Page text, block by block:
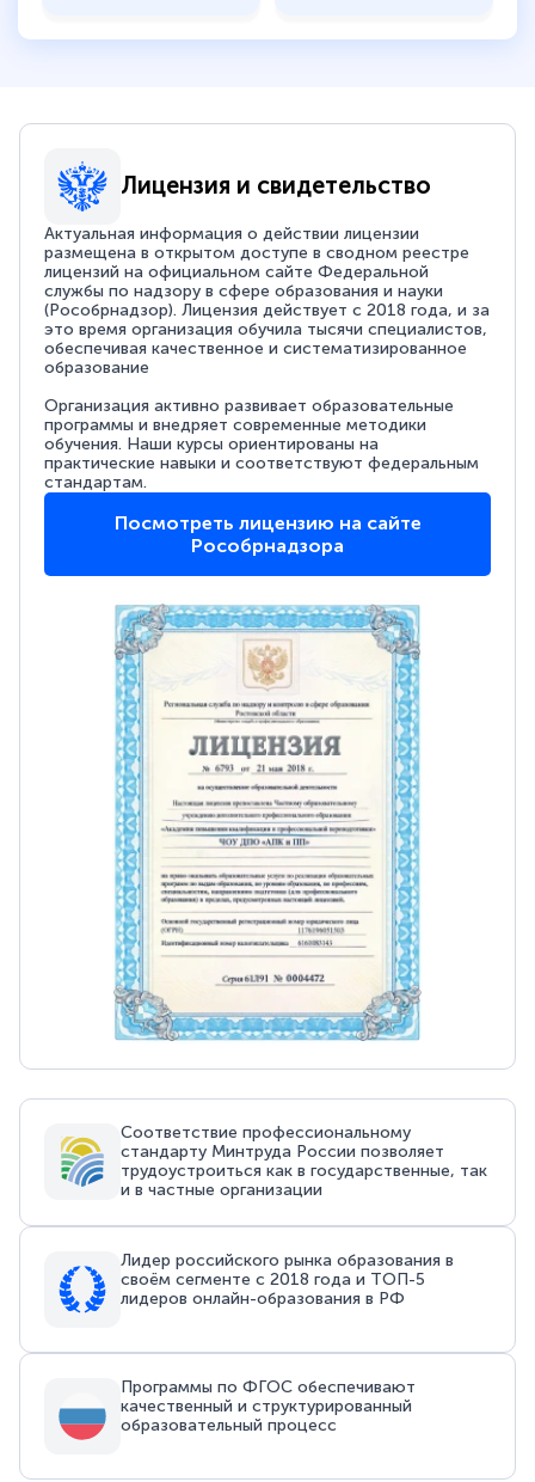
Лицензия и свидетельство
Актуальная информация о действии лицензии
размещена в открытом доступе в сводном реестре
лицензий на официальном сайте Федеральной
службы по надзору в сфере образования и науки
(Рособрнадзор). Лицензия действует с 2018 года, и за
это время организация обучила тысячи специалистов,
обеспечивая качественное и систематизированное
образование
Организация активно развивает образовательные
программы и внедряет современные методики
обучения. Наши курсы ориентированы на
практические навыки и соответствуют федеральным
стандартам.
Посмотреть лицензию на сайте
Рособрнадзора
Соответствие профессиональному
стандарту Минтруда России позволяет
трудоустроиться как в государственные, так
и в частные организации
Лидер российского рынка образования в
своём сегменте с 2018 года и ТОП-5
лидеров онлайн-образования в РФ
Программы по ФГОС обеспечивают
качественный и структурированный
образовательный процесс